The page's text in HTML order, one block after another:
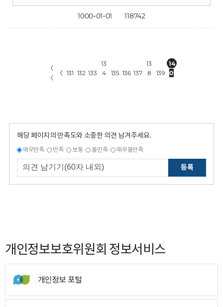
1000-01-01 118742
〈
〈
〈 131 132 133
13
4
135 136 137
13
8
139
14
0
해당 페이지의 만족도와 소중한 의견 남겨주세요.
매우만족 만족 보통 불만족 매우불만족
등록
개인정보보호위원회 정보서비스
개인정보 포털